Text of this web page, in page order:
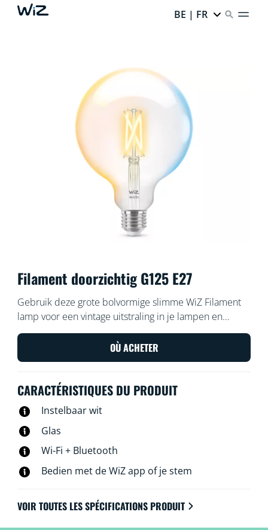
BE | FR
Filament doorzichtig G125 E27
Gebruik deze grote bolvormige slimme WiZ Filament
lamp voor een vintage uitstraling in je lampen en
armaturen. Gebruik de WiZ app of je stem om de
verlichting te dimmen of feller te zetten, of gebruik
voorgeprogrammeerde lichtinstellingen op Wi-Fi-
OÙ ACHETER
CARACTÉRISTIQUES DU PRODUIT
Instelbaar wit
Glas
Wi-Fi + Bluetooth
Bedien met de WiZ app of je stem
VOIR TOUTES LES SPÉCIFICATIONS PRODUIT